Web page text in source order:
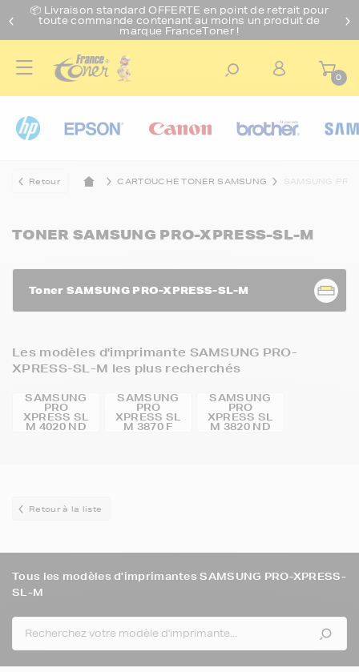
📦 Livraison standard OFFERTE en point de retrait pour
toute commande contenant au moins un produit de
marque FranceToner !
0
Retour CARTOUCHE TONER SAMSUNG SAMSUNG
TONER SAMSUNG PRO-XPRESS-SL-M
Toner SAMSUNG PRO-XPRESS-SL-M
Les modèles d'imprimante SAMSUNG PRO-
XPRESS-SL-M les plus recherchés
SAMSUNG
PRO
XPRESS SL
M 4020 ND
SAMSUNG
PRO
XPRESS SL
M 3870 F
SAMSUNG
PRO
XPRESS SL
M 3820 ND
Retour à la liste
Tous les modèles d'imprimantes SAMSUNG PRO-XPRESS-
SL-M